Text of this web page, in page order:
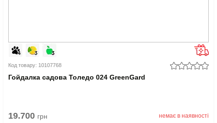
Код товару: 10107768
Гойдалка садова Толедо 024 GreenGard
19.700 грн немає в наявності